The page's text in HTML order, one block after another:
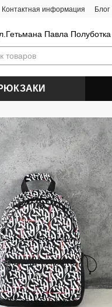
Контактная информация Блог
Павла